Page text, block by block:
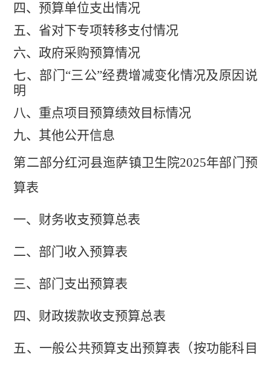
四、预算单位支出情况
五、 省对下专项转移支付情况
六、政府采购预算情况
七、部门“三公”经费增减变化情况及原因说
明
八、重点项目预算绩效目标情况
九、其他公开信息
第二部分红河县迤萨镇卫生院2025年部门预
算表
一、 财务收支预算总表
二、部门收入预算表
三、部门支出预算表
四、财政拨款收支预算总表
五、一般公共预算支出预算表 （按功能科目